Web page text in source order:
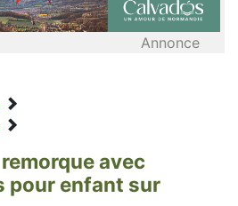
Annonce
avec
pour enfant sur